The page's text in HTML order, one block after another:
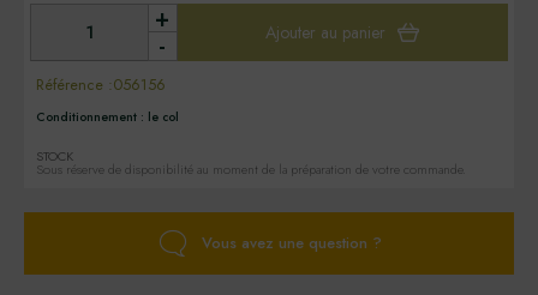
-
+ Ajouter au panier
Référence :056156
Conditionnement : le col
STOCK
Sous réserve de disponibilité au moment de la préparation de votre commande.
Vous avez une question ?